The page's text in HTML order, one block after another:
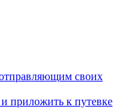
своих
приложить к путевке